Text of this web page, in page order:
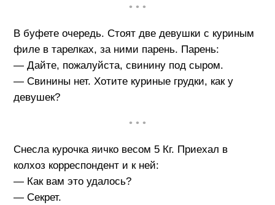
• • •
В буфете очередь. Стоят две девушки с куриным
филе в тарелках, за ними парень. Парень:
— Дайте, пожалуйста, свинину под сыром.
— Свинины нет. Хотите куриные грудки, как у
девушек?
• • •
Снесла курочка яичко весом 5 Кг. Приехал в
колхоз корреспондент и к ней:
— Как вам это удалось?
— Секрет.